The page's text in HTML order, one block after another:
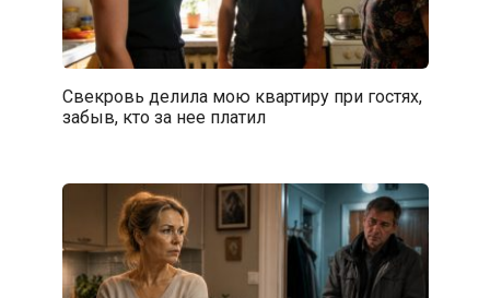
Свекровь делила мою квартиру при гостях,
забыв, кто за нее платил